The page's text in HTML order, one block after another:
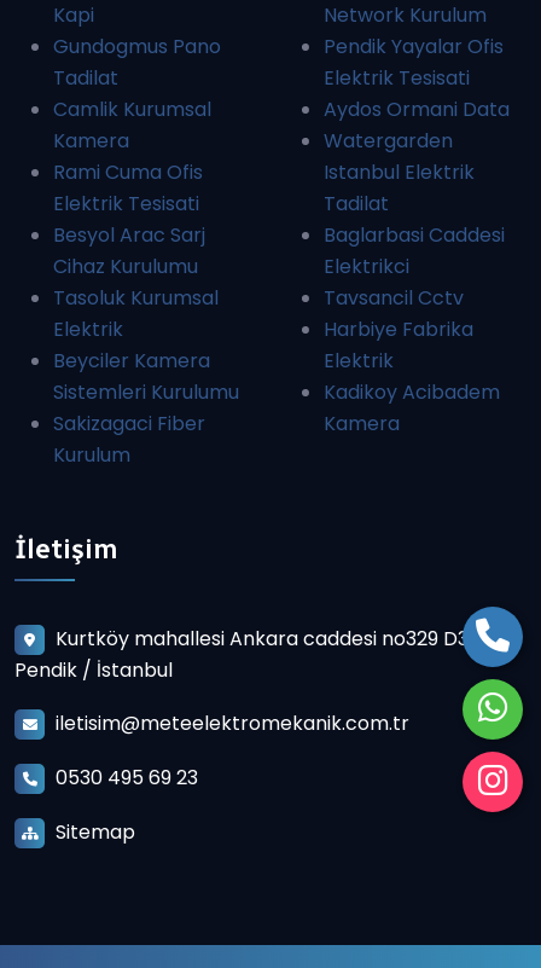
Kapi
Gundogmus Pano
Tadilat
Camlik Kurumsal
Kamera
Rami Cuma Ofis
Elektrik Tesisati
Besyol Arac Sarj
Cihaz Kurulumu
Tasoluk Kurumsal
Elektrik
Beyciler Kamera
Sistemleri Kurulumu
Sakizagaci Fiber
Kurulum
Network Kurulum
Pendik Yayalar Ofis
Elektrik Tesisati
Aydos Ormani Data
Watergarden
Istanbul Elektrik
Tadilat
Baglarbasi Caddesi
Elektrikci
Tavsancil Cctv
Harbiye Fabrika
Elektrik
Kadikoy Acibadem
Kamera
İletişim
Kurtköy mahallesi Ankara caddesi no329 D3
Pendik / İstanbul
iletisim@meteelektromekanik.com.tr
0530 495 69 23
Sitemap